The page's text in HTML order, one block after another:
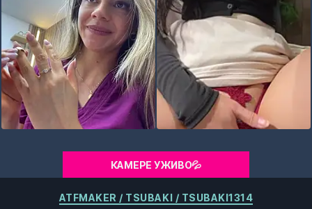
КАМЕРЕ УЖИВО💦
Категорије
ATFMAKER / TSUBAKI / TSUBAKI1314